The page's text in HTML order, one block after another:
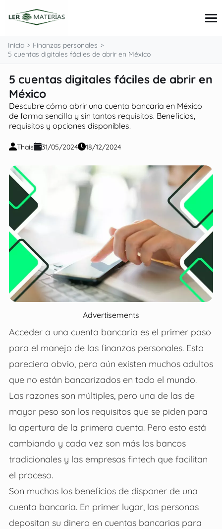
Tarjetas
Préstamos
Consejos e inversiones
Finanzas personales
Inicio
Finanzas personales
5 cuentas digitales fáciles de abrir en México
5 cuentas digitales fáciles de abrir en
México
Descubre cómo abrir una cuenta bancaria en México
de forma sencilla y sin tantos requisitos. Beneficios,
requisitos y opciones disponibles.
Thais 31/05/2024 18/12/2024
Advertisements
Acceder a una cuenta bancaria es el primer paso
para el manejo de las finanzas personales. Esto
pareciera obvio, pero aún existen muchos adultos
que no están bancarizados en todo el mundo.
Las razones son múltiples, pero una de las de
mayor peso son los requisitos que se piden para
la apertura de la primera cuenta. Pero esto está
cambiando y cada vez son más los bancos
tradicionales y las empresas fintech que facilitan
el proceso.
Son muchos los beneficios de disponer de una
cuenta bancaria. En primer lugar, las personas
depositan su dinero en cuentas bancarias para